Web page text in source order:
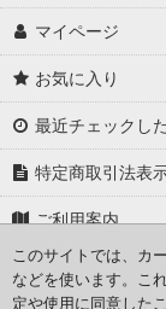
Vinaka
Exkate（エックスケ
S.M.A.
Bulldog Skate
V-shocker
ALVA
マイページ
お気に入り
最近チェックし
特定商取引法表
ご利用案内
お問い合せ
このサイトでは、カ
などを使います。こ
定や使用に同意した